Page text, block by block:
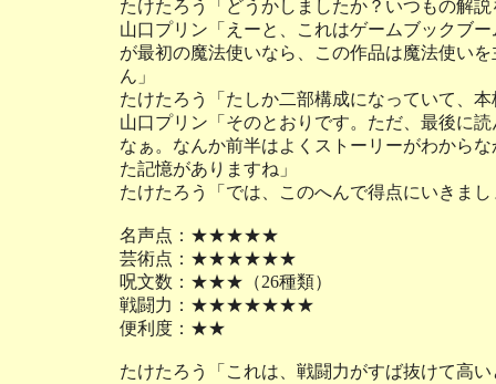
たけたろう「どうかしましたか？いつもの解
山口プリン「えーと、これはゲームブックブ
が最初の魔法使いなら、この作品は魔法使い
ん」
たけたろう「たしか二部構成になっていて、
山口プリン「そのとおりです。ただ、最後に
なぁ。なんか前半はよくストーリーがわから
た記憶がありますね」
たけたろう「では、このへんで得点にいきまし
名声点：★★★★★
芸術点：★★★★★★
呪文数：★★★（26種類）
戦闘力：★★★★★★★
便利度：★★
たけたろう「これは、戦闘力がすば抜けて高